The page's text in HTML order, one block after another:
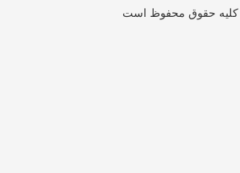
کلیه حقوق محفوظ است